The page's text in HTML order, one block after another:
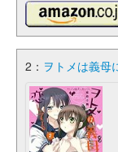
2： ヲトメは義